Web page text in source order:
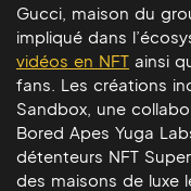
Gucci, maison du
impliqué dans
vidéos en NFT ainsi
fans. Les créations
Sandbox, une
Bored Apes Yuga
détenteurs NFT
des maisons de luxe